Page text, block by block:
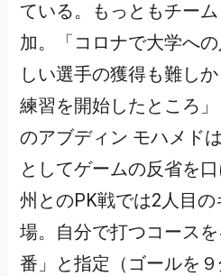
ている。もっともチー
加。「コロナで大学へ
しい選手の獲得も難し
練習を開始したところ
のアブディン モハメド
としてゲームの反省を
州とのPK戦では2人目
場。自分で打つコース
番」と指定（ゴールを